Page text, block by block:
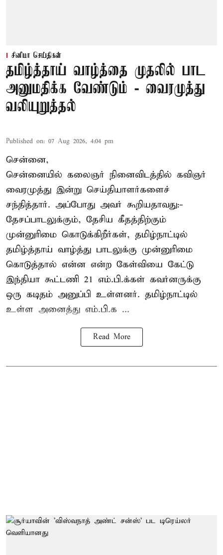
சினிமா செய்திகள்
தமிழ்த்தாய் வாழ்த்தை முதலில் பாட
அனுமதிக்க வேண்டும் - வைரமுத்து
வலியுறுத்தல்
Published on: 07 Aug 2026, 4:04 pm
சென்னை,
சென்னையில் கலைஞர் நினைவிடத்தில் கவிஞர்
வைரமுத்து இன்று செய்தியாளர்களைச்
சந்தித்தார். அப்போது அவர் கூறியதாவது:-
தேசப்பாடலுக்கும், தேசிய கீதத்திற்கும்
முன்னுரிமை கொடுக்கிறீர்கள், தமிழ்நாட்டில்
தமிழ்த்தாய் வாழ்த்து பாடலுக்கு முன்னுரிமை
கொடுத்தால் என்ன என்ற கேள்வியை கேட்டு
இந்தியா கூட்டணி 21 எம்.பி.க்கள் கவர்னருக்கு
ஒரு கடிதம் அனுப்பி உள்ளனர். தமிழ்நாட்டில்
உள்ள அனைத்து எம்.பி.க ...
Read More